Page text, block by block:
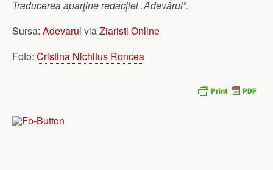
Traducerea aparţine redacţiei „Adevărul”.
Sursa: Adevarul viaZiaristi Online
Foto: Cristina Nichitus Roncea